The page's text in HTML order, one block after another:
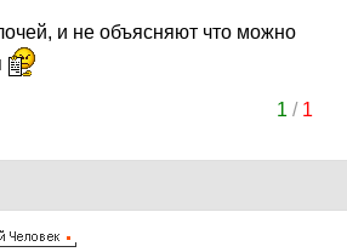
и не объясняют что можно
1 / 1